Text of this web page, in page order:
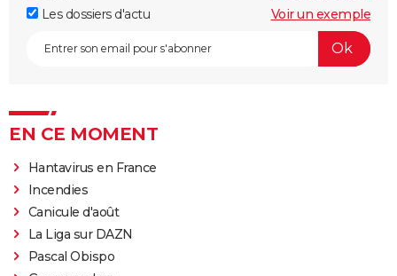
Les dossiers d'actu
Voir un exemple
EN CE MOMENT
Hantavirus en France
Incendies
Canicule d'août
La Liga sur DAZN
Pascal Obispo